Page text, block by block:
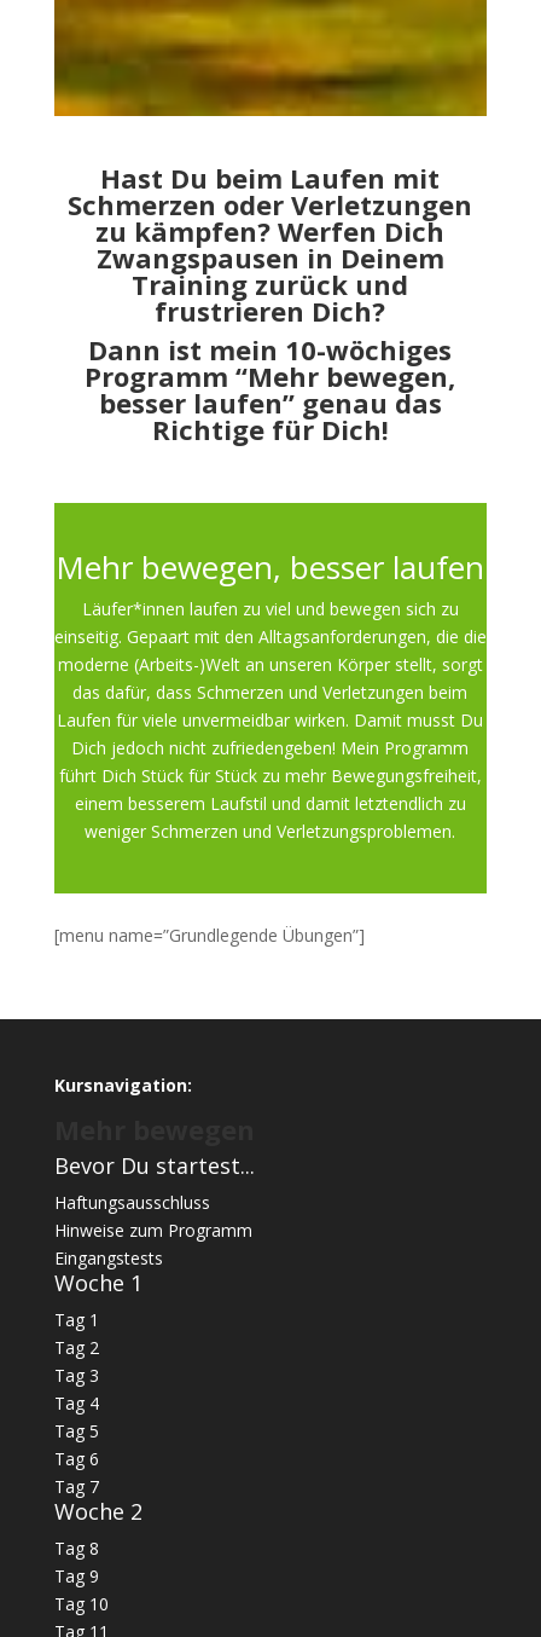
Hast Du beim Laufen mit
Schmerzen oder Verletzungen
zu kämpfen? Werfen Dich
Zwangspausen in Deinem
Training zurück und
frustrieren Dich?
Dann ist mein 10-wöchiges
Programm “Mehr bewegen,
besser laufen” genau das
Richtige für Dich!
Mehr bewegen, besser laufen
Läufer*innen laufen zu viel und bewegen sich zu
einseitig. Gepaart mit den Alltagsanforderungen, die die
moderne (Arbeits-)Welt an unseren Körper stellt, sorgt
das dafür, dass Schmerzen und Verletzungen beim
Laufen für viele unvermeidbar wirken. Damit musst Du
Dich jedoch nicht zufriedengeben! Mein Programm
führt Dich Stück für Stück zu mehr Bewegungsfreiheit,
einem besserem Laufstil und damit letztendlich zu
weniger Schmerzen und Verletzungsproblemen.
[menu name=”Grundlegende Übungen”]
Kursnavigation:
Bevor Du startest...
Haftungsausschluss
Hinweise zum Programm
Eingangstests
Woche 1
Tag 1
Tag 2
Tag 3
Tag 4
Tag 5
Tag 6
Tag 7
Woche 2
Tag 8
Tag 9
Tag 10
Tag 11